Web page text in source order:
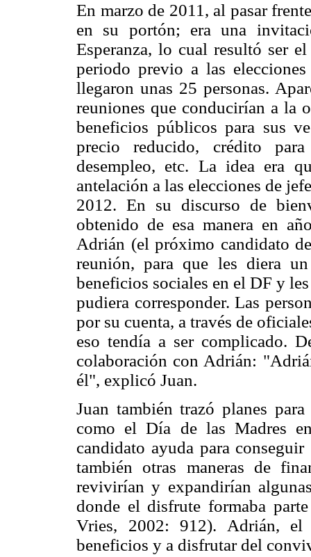
En marzo de 2011, al pasar
en su portón; era una
Esperanza, lo cual resultó ser
periodo previo a las
llegaron unas 25 personas.
reuniones que conducirían a la
beneficios públicos para sus
precio reducido, crédito
desempleo, etc. La idea era
antelación a las elecciones de
2012. En su discurso de
obtenido de esa manera en
Adrián (el próximo candidato
reunión, para que les diera
beneficios sociales en el DF y
pudiera corresponder. Las
por su cuenta, a través de
eso tendía a ser complicado.
colaboración con Adrián:
él", explicó Juan.
Juan también trazó planes
como el Día de las Madres
candidato ayuda para
también otras maneras de
revivirían y expandirían
donde el disfrute formaba
Vries, 2002: 912). Adrián, el
beneficios y a disfrutar del